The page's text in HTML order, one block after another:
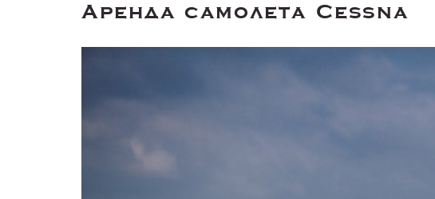
Аренда самолета Cessna